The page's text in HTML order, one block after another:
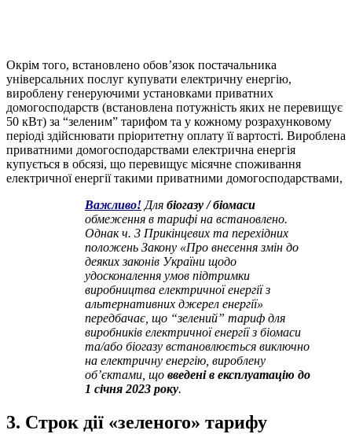
Окрім того, встановлено обов’язок постачальника
універсальних послуг купувати електричну енергію,
вироблену генеруючими установками приватних
домогосподарств (встановлена потужність яких не перевищує
50 кВт) за “зеленим” тарифом та у кожному розрахунковому
періоді здійснювати пріоритетну оплату її вартості. Вироблена
приватними домогосподарствами електрична енергія
купується в обсязі, що перевищує місячне споживання
електричної енергії такими приватними домогосподарствами,
Важливо! Для біогазу / біомаси
обмеження в тарифі на встановлено.
Однак ч. 3 Прикінцевих та перехідних
положень Закону «Про внесення змін до
деяких законів України щодо
удосконалення умов підтримки
виробництва електричної енергії з
альтернативних джерел енергії»
передбачає, що “зелений” тариф для
виробників електричної енергії з біомаси
та/або біогазу встановлюється виключно
на електричну енергію, вироблену
об’єктами, що введенів експлуатацію до
1 січня 2023 року.
3. Строк дії «зеленого» тарифу